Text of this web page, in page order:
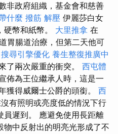
非政府組織，基金會和慈善
什麼 撥筋 解壓 伊麗莎白女
幣和紙幣。 大里推拿 在
胃腸道治療，但第二天他可
搜尋引擎優化 養生整復推廣中
了兩次嚴重的衝突。 西屯體
佈為王位繼承人時，這是一
獲得威爾士公爵的頭銜。 西
有照明或亮度低的情況下行
員遲到。 應避免使用長距離
中反射出的明亮光形成了不